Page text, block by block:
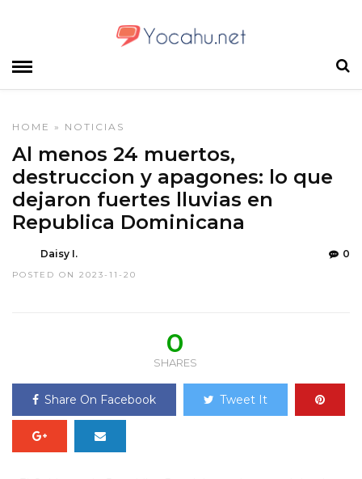
HOME » NOTICIAS
Al menos 24 muertos,
destruccion y apagones: lo que
dejaron fuertes lluvias en
Republica Dominicana
Daisy I.
POSTED ON 2023-11-20
0
0
SHARES
Share On Facebook Tweet It